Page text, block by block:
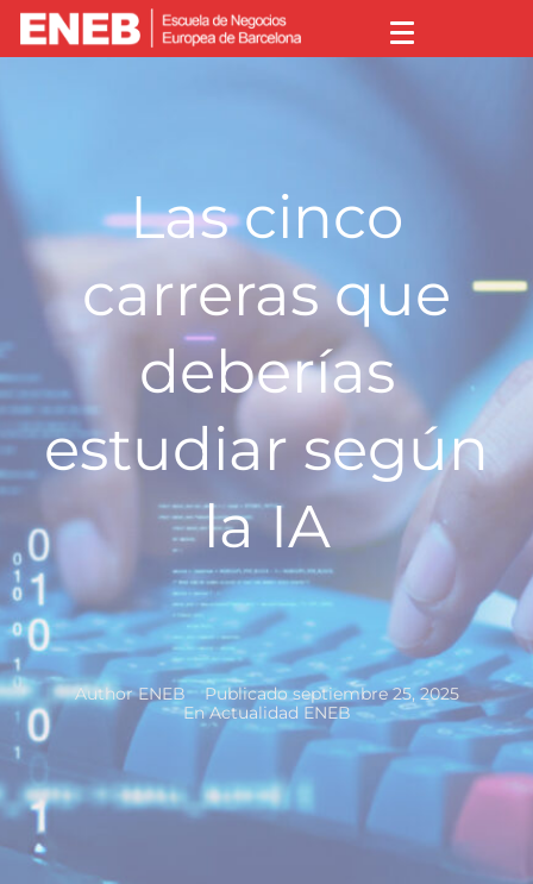
Las cinco
carreras que
deberías
estudiar según
la IA
AuthorENEB Publicadoseptiembre 25, 2025
En Actualidad ENEB